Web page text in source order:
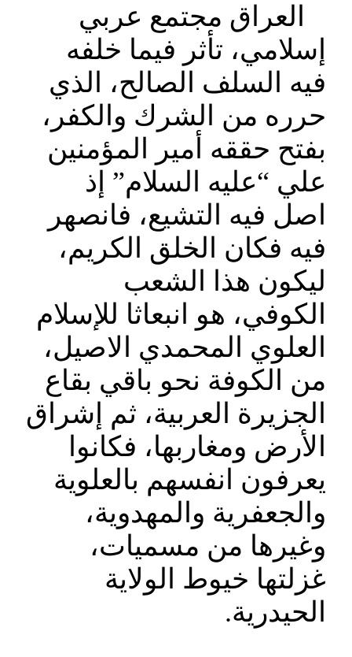
العراق مجتمع عربي
إسلامي، تأثر فيما خلفه
فيه السلف الصالح، الذي
حرره من الشرك والكفر،
بفتح حققه أمير المؤمنين
علي “عليه السلام” إذ
اصل فيه التشيع، فانصهر
فيه فكان الخلق الكريم،
ليكون هذا الشعب
الكوفي، هو انبعاثا للإسلام
العلوي المحمدي الاصيل،
من الكوفة نحو باقي بقاع
الجزيرة العربية، ثم إشراق
الأرض ومغاربها، فكانوا
يعرفون انفسهم بالعلوية
والجعفرية والمهدوية،
وغيرها من مسميات،
غزلتها خيوط الولاية
الحيدرية.